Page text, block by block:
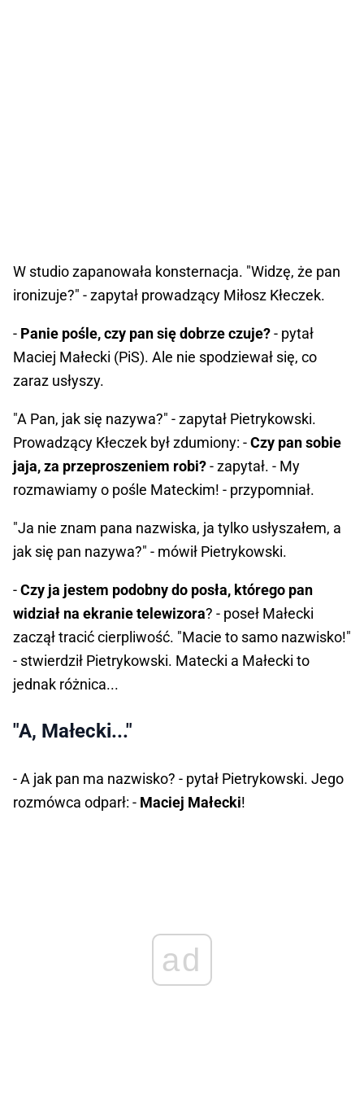
W studio zapanowała konsternacja. "Widzę, że pan
ironizuje?" - zapytał prowadzący Miłosz Kłeczek.
- Panie pośle, czy pan się dobrze czuje?- pytał
Maciej Małecki (PiS). Ale nie spodziewał się, co
zaraz usłyszy.
"A Pan, jak się nazywa?" - zapytał Pietrykowski.
Prowadzący Kłeczek był zdumiony: -Czy pan sobie
jaja, za przeproszeniem robi?- zapytał. - My
rozmawiamy o pośle Mateckim! - przypomniał.
"Ja nie znam pana nazwiska, ja tylko usłyszałem, a
jak się pan nazywa?" - mówił Pietrykowski.
-Czy ja jestem podobny do posła, którego pan
widział na ekranie telewizora? - poseł Małecki
zaczął tracić cierpliwość. "Macie to samo nazwisko!"
- stwierdził Pietrykowski. Matecki a Małecki to
jednak różnica...
"A, Małecki..."
- A jak pan ma nazwisko? - pytał Pietrykowski. Jego
rozmówca odparł: - Maciej Małecki!
ad